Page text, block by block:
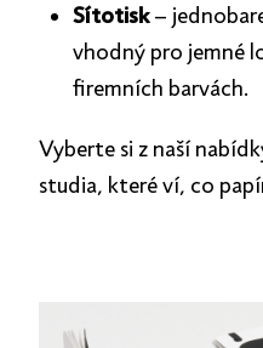
Sítotisk–
vhodný pro jemné
firemních barvách.
Vyberte si z naší
studia, které ví, co